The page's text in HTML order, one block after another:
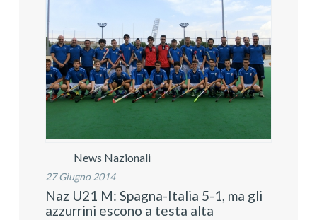
News Nazionali
27 Giugno 2014
Naz U21 M: Spagna-Italia 5-1, ma gli
azzurrini escono a testa alta